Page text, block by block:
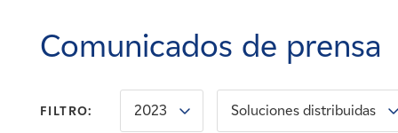
Noticias
Contacte con
Comunicados de prensa
FILTRO: 2023 Soluciones distribuidas